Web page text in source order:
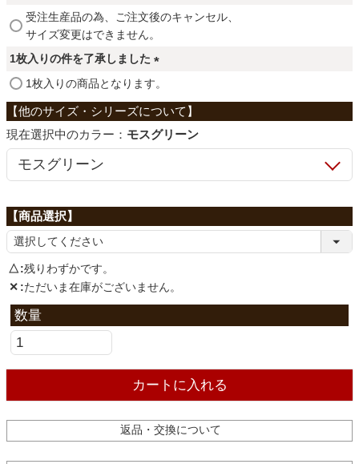
寝具
ファブリック
カーテン
マット
収納用品
キッチン用品
(
受注生産品の為、ご注文後のキャンセル、
サイズ変更はできません。
1枚入りの件を了承しました
(
必
須
)
1枚入りの商品となります。
カラー： モスグリーン
△ 残りわずかです。
✕ ただいま在庫がございません。
カートに入れる
返品・交換について